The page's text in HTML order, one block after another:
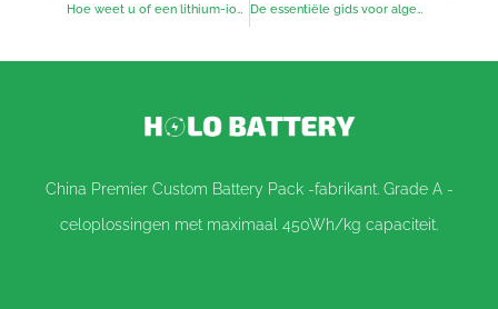
Hoe weet u of een lithium-ionbatterij slecht is? De essentiële gids voor algemene oplaadmethoden voor batterijen
China Premier Custom Battery Pack -fabrikant. Grade A -
celoplossingen met maximaal 450Wh/kg capaciteit.